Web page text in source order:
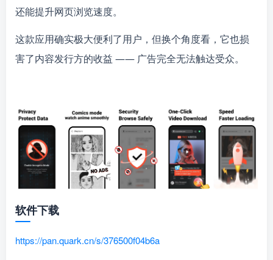
还能提升网页浏览速度。
这款应用确实极大便利了用户，但换个角度看，它也损
害了内容发行方的收益 —— 广告完全无法触达受众。
软件下载
https://pan.quark.cn/s/376500f04b6a